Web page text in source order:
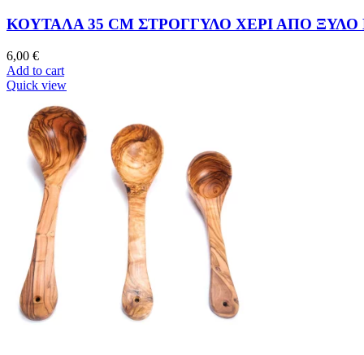
ΚΟΥΤΑΛΑ 35 CM ΣΤΡΟΓΓΥΛΟ ΧΕΡΙ ΑΠΟ ΞΥΛΟ
6,00 €
Add to cart
Quick view